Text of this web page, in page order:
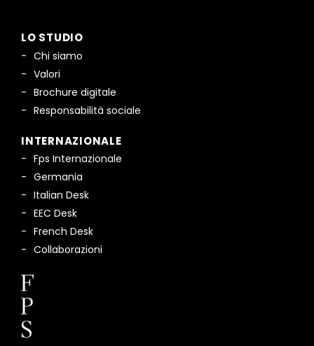
LO STUDIO
Chi siamo
Valori
Brochure digitale
Responsabilità sociale
INTERNAZIONALE
Fps Internazionale
Germania
Italian Desk
EEC Desk
French Desk
Collaborazioni